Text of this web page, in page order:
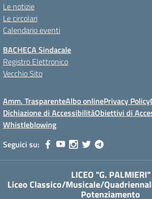
Le notizie
Le circolari
Calendario eventi
BACHECA Sindacale
Registro Elettronico
Vecchio Sito
Amm. TrasparenteAlbo onlinePrivacy Policy
Dichiazione di AccessibilitàObiettivi di
Whistleblowing
Seguici su:
LICEO "G. PALMIERI"
Liceo Classico/Musicale/
Potenziamento